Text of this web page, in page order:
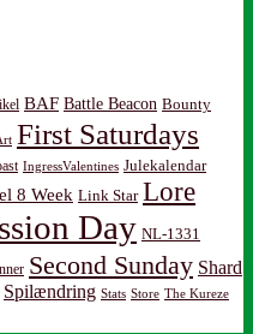
BAF Battle Beacon Bounty
First Saturdays
IngressValentines Julekalendar
8 Week Link Star Lore
Day NL-1331
Second Sunday Shard
Spilændring Stats Store The Kureze